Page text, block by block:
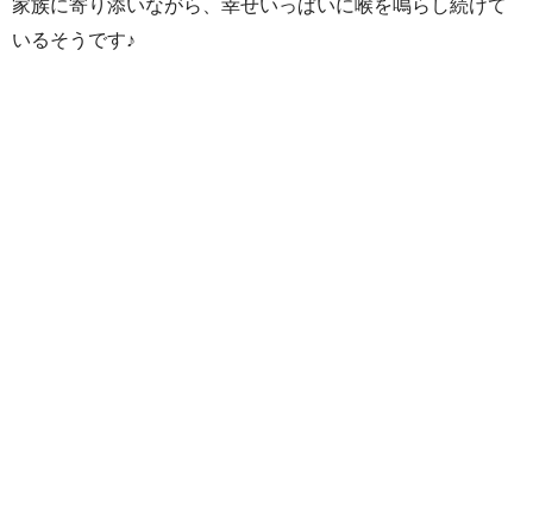
家族に寄り添いながら、幸せいっぱいに喉を鳴らし続けて
いるそうです♪